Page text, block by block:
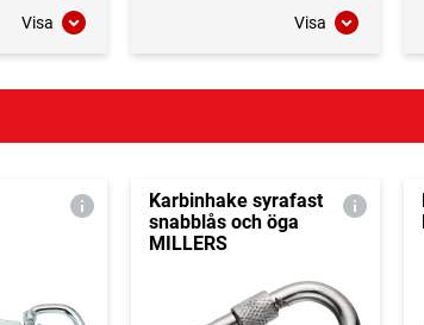
Visa Visa
Karbinhake syrafast
snabblås och öga
MILLERS